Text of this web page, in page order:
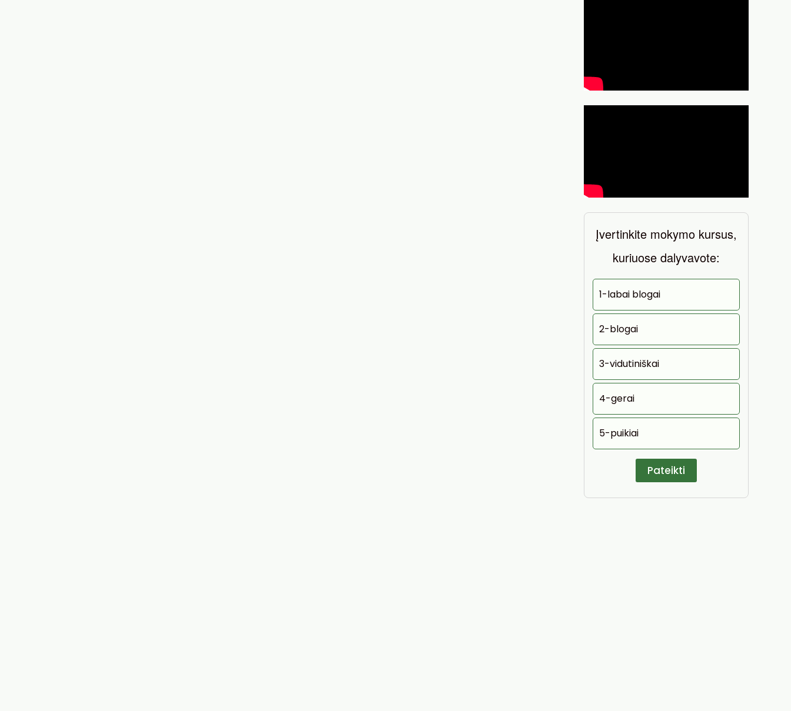
Įvertinkite mokymo kursus,
kuriuose dalyvavote:
1-labai blogai
2-blogai
3-vidutiniškai
4-gerai
5-puikiai